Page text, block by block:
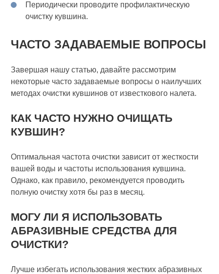
Периодически проводите профилактическую
очистку кувшина.
ЧАСТО ЗАДАВАЕМЫЕ ВОПРОСЫ
Завершая нашу статью, давайте рассмотрим
некоторые часто задаваемые вопросы о наилучших
методах очистки кувшинов от известкового налета.
КАК ЧАСТО НУЖНО ОЧИЩАТЬ
КУВШИН?
Оптимальная частота очистки зависит от жесткости
вашей воды и частоты использования кувшина.
Однако, как правило, рекомендуется проводить
полную очистку хотя бы раз в месяц.
МОГУ ЛИ Я ИСПОЛЬЗОВАТЬ
АБРАЗИВНЫЕ СРЕДСТВА ДЛЯ
ОЧИСТКИ?
Лучше избегать использования жестких абразивных